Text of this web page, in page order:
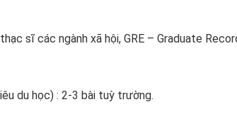
sĩ các ngành xã hội, GRE – Graduate
du học) : 2-3 bài tuỳ trường.